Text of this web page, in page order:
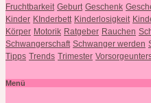
Fruchtbarkeit Geburt Geschenk
Kinder KInderbett Kinderlosigkeit
Körper Motorik Ratgeber Rauchen
Schwangerschaft Schwanger werden
Tipps Trends Trimester
Menü